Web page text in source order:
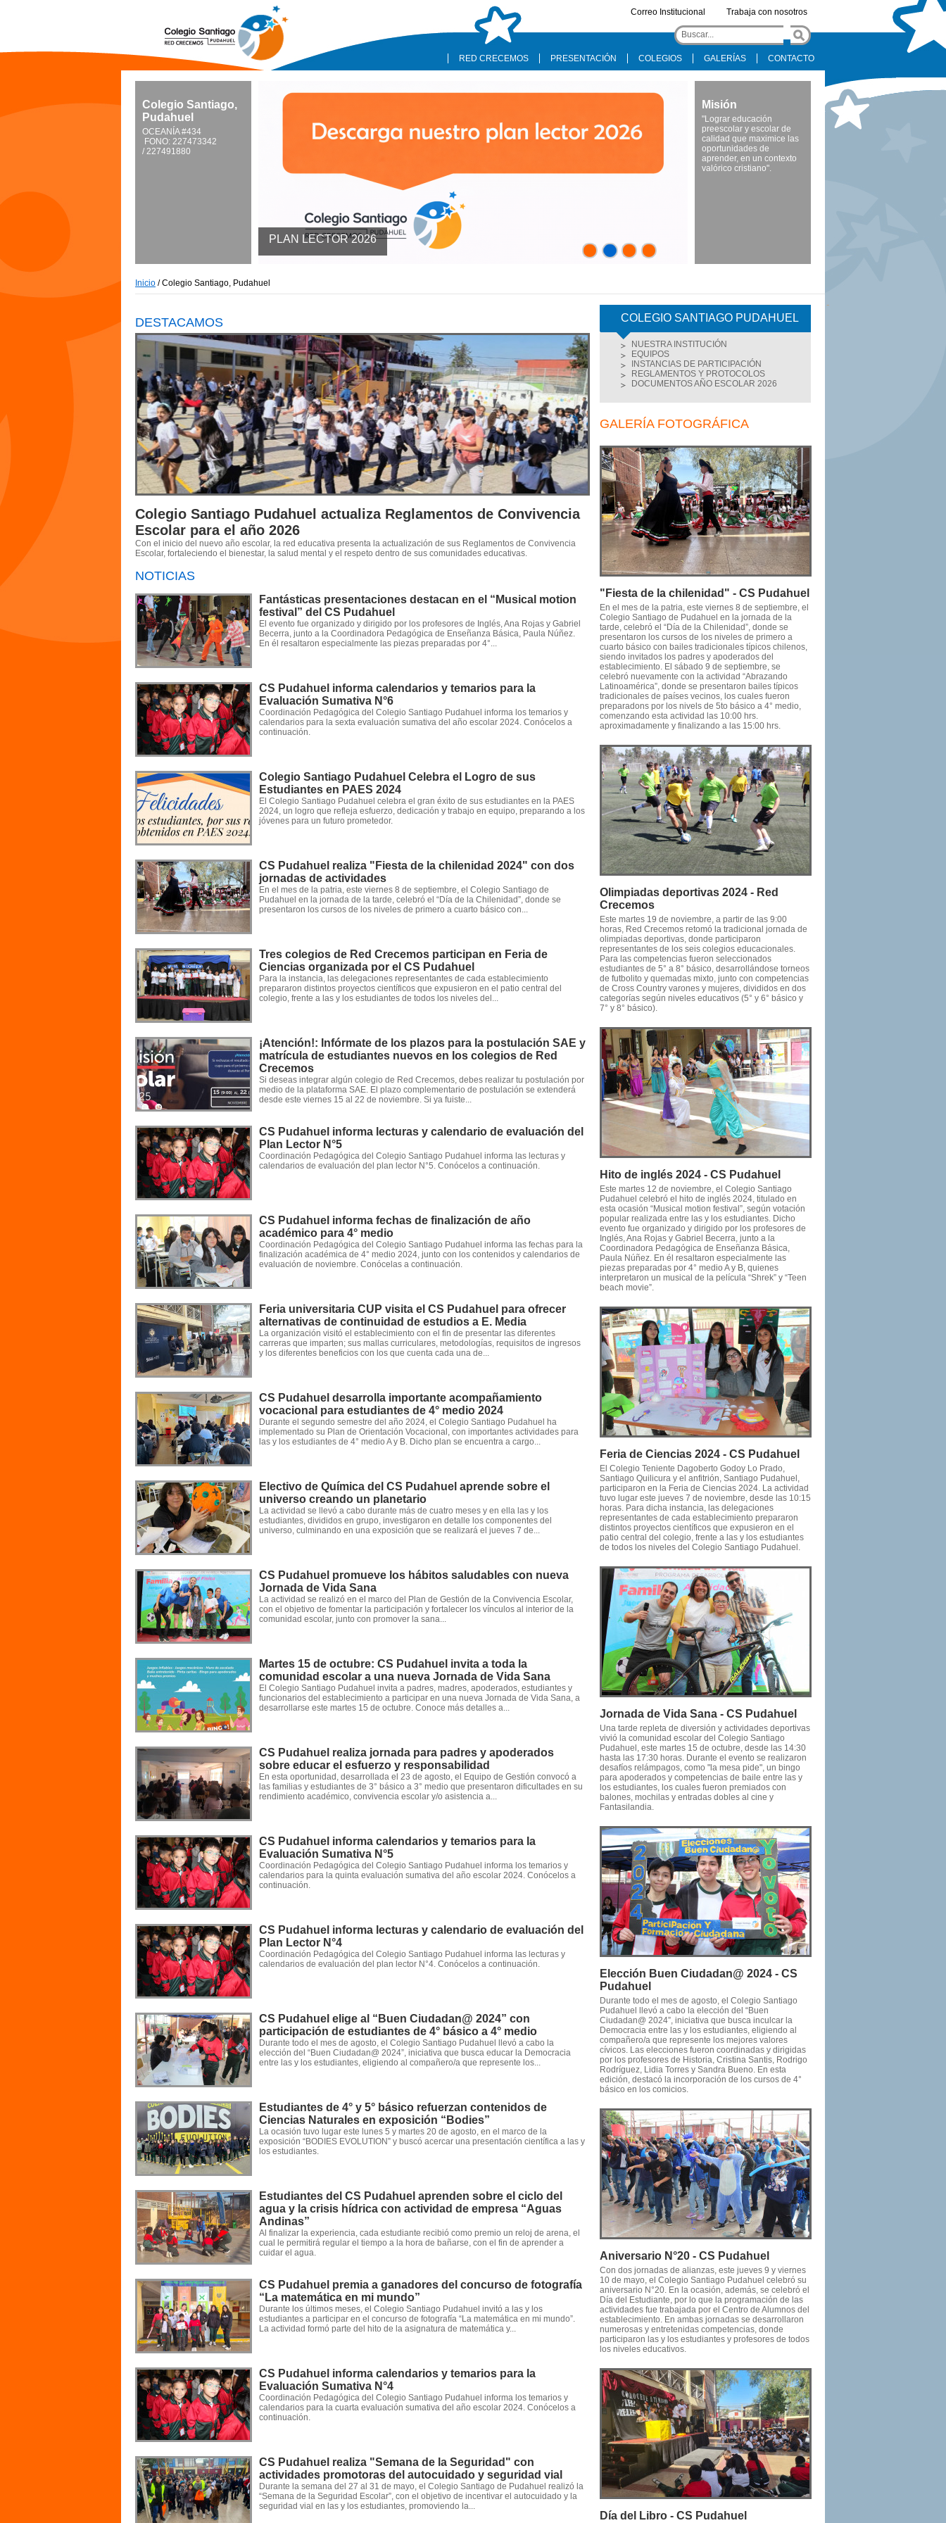
Correo Institucional Trabaja con nosotros
RED CRECEMOS PRESENTACIÓN COLEGIOS GALERÍAS CONTACTO
Colegio Santiago,
Pudahuel
OCEANÍA #434
FONO: 227473342
/ 227491880
PLAN LECTOR 2026
Misión
"Lograr educación
preescolar y escolar de
calidad que maximice las
oportunidades de
aprender, en un contexto
valórico cristiano".
Inicio /Colegio Santiago, Pudahuel
DESTACAMOS
Colegio Santiago Pudahuel actualiza Reglamentos de Convivencia
Escolar para el año 2026
Con el inicio del nuevo año escolar, la red educativa presenta la actualización de sus Reglamentos de Convivencia
Escolar, fortaleciendo el bienestar, la salud mental y el respeto dentro de sus comunidades educativas.
NOTICIAS
Fantásticas presentaciones destacan en el “Musical motion
festival” del CS Pudahuel
El evento fue organizado y dirigido por los profesores de Inglés, Ana Rojas y Gabriel
Becerra, junto a la Coordinadora Pedagógica de Enseñanza Básica, Paula Núñez.
En él resaltaron especialmente las piezas preparadas por 4°...
CS Pudahuel informa calendarios y temarios para la
Evaluación Sumativa N°6
Coordinación Pedagógica del Colegio Santiago Pudahuel informa los temarios y
calendarios para la sexta evaluación sumativa del año escolar 2024. Conócelos a
continuación.
Colegio Santiago Pudahuel Celebra el Logro de sus
Estudiantes en PAES 2024
El Colegio Santiago Pudahuel celebra el gran éxito de sus estudiantes en la PAES
2024, un logro que refleja esfuerzo, dedicación y trabajo en equipo, preparando a los
jóvenes para un futuro prometedor.
CS Pudahuel realiza "Fiesta de la chilenidad 2024" con dos
jornadas de actividades
En el mes de la patria, este viernes 8 de septiembre, el Colegio Santiago de
Pudahuel en la jornada de la tarde, celebró el “Día de la Chilenidad”, donde se
presentaron los cursos de los niveles de primero a cuarto básico con...
Tres colegios de Red Crecemos participan en Feria de
Ciencias organizada por el CS Pudahuel
Para la instancia, las delegaciones representantes de cada establecimiento
prepararon distintos proyectos científicos que expusieron en el patio central del
colegio, frente a las y los estudiantes de todos los niveles del...
¡Atención!: Infórmate de los plazos para la postulación SAE y
matrícula de estudiantes nuevos en los colegios de Red
Crecemos
Si deseas integrar algún colegio de Red Crecemos, debes realizar tu postulación por
medio de la plataforma SAE. El plazo complementario de postulación se extenderá
desde este viernes 15 al 22 de noviembre. Si ya fuiste...
CS Pudahuel informa lecturas y calendario de evaluación del
Plan Lector N°5
Coordinación Pedagógica del Colegio Santiago Pudahuel informa las lecturas y
calendarios de evaluación del plan lector N°5. Conócelos a continuación.
CS Pudahuel informa fechas de finalización de año
académico para 4° medio
Coordinación Pedagógica del Colegio Santiago Pudahuel informa las fechas para la
finalización académica de 4° medio 2024, junto con los contenidos y calendarios de
evaluación de noviembre. Conócelas a continuación.
Feria universitaria CUP visita el CS Pudahuel para ofrecer
alternativas de continuidad de estudios a E. Media
La organización visitó el establecimiento con el fin de presentar las diferentes
carreras que imparten; sus mallas curriculares, metodologías, requisitos de ingresos
y los diferentes beneficios con los que cuenta cada una de...
CS Pudahuel desarrolla importante acompañamiento
vocacional para estudiantes de 4° medio 2024
Durante el segundo semestre del año 2024, el Colegio Santiago Pudahuel ha
implementado su Plan de Orientación Vocacional, con importantes actividades para
las y los estudiantes de 4° medio A y B. Dicho plan se encuentra a cargo...
Electivo de Química del CS Pudahuel aprende sobre el
universo creando un planetario
La actividad se llevó a cabo durante más de cuatro meses y en ella las y los
estudiantes, divididos en grupo, investigaron en detalle los componentes del
universo, culminando en una exposición que se realizará el jueves 7 de...
CS Pudahuel promueve los hábitos saludables con nueva
Jornada de Vida Sana
La actividad se realizó en el marco del Plan de Gestión de la Convivencia Escolar,
con el objetivo de fomentar la participación y fortalecer los vínculos al interior de la
comunidad escolar, junto con promover la sana...
Martes 15 de octubre: CS Pudahuel invita a toda la
comunidad escolar a una nueva Jornada de Vida Sana
El Colegio Santiago Pudahuel invita a padres, madres, apoderados, estudiantes y
funcionarios del establecimiento a participar en una nueva Jornada de Vida Sana, a
desarrollarse este martes 15 de octubre. Conoce más detalles a...
CS Pudahuel realiza jornada para padres y apoderados
sobre educar el esfuerzo y responsabilidad
En esta oportunidad, desarrollada el 23 de agosto, el Equipo de Gestión convocó a
las familias y estudiantes de 3° básico a 3° medio que presentaron dificultades en su
rendimiento académico, convivencia escolar y/o asistencia a...
CS Pudahuel informa calendarios y temarios para la
Evaluación Sumativa N°5
Coordinación Pedagógica del Colegio Santiago Pudahuel informa los temarios y
calendarios para la quinta evaluación sumativa del año escolar 2024. Conócelos a
continuación.
CS Pudahuel informa lecturas y calendario de evaluación del
Plan Lector N°4
Coordinación Pedagógica del Colegio Santiago Pudahuel informa las lecturas y
calendarios de evaluación del plan lector N°4. Conócelos a continuación.
CS Pudahuel elige al “Buen Ciudadan@ 2024” con
participación de estudiantes de 4° básico a 4° medio
Durante todo el mes de agosto, el Colegio Santiago Pudahuel llevó a cabo la
elección del “Buen Ciudadan@ 2024”, iniciativa que busca educar la Democracia
entre las y los estudiantes, eligiendo al compañero/a que represente los...
Estudiantes de 4° y 5° básico refuerzan contenidos de
Ciencias Naturales en exposición “Bodies”
La ocasión tuvo lugar este lunes 5 y martes 20 de agosto, en el marco de la
exposición “BODIES EVOLUTION” y buscó acercar una presentación científica a las y
los estudiantes.
Estudiantes del CS Pudahuel aprenden sobre el ciclo del
agua y la crisis hídrica con actividad de empresa “Aguas
Andinas”
Al finalizar la experiencia, cada estudiante recibió como premio un reloj de arena, el
cual le permitirá regular el tiempo a la hora de bañarse, con el fin de aprender a
cuidar el agua.
CS Pudahuel premia a ganadores del concurso de fotografía
“La matemática en mi mundo”
Durante los últimos meses, el Colegio Santiago Pudahuel invitó a las y los
estudiantes a participar en el concurso de fotografía “La matemática en mi mundo”.
La actividad formó parte del hito de la asignatura de matemática y...
CS Pudahuel informa calendarios y temarios para la
Evaluación Sumativa N°4
Coordinación Pedagógica del Colegio Santiago Pudahuel informa los temarios y
calendarios para la cuarta evaluación sumativa del año escolar 2024. Conócelos a
continuación.
CS Pudahuel realiza "Semana de la Seguridad" con
actividades promotoras del autocuidado y seguridad vial
Durante la semana del 27 al 31 de mayo, el Colegio Santiago de Pudahuel realizó la
“Semana de la Seguridad Escolar”, con el objetivo de incentivar el autocuidado y la
seguridad vial en las y los estudiantes, promoviendo la...
COLEGIO SANTIAGO PUDAHUEL
NUESTRA INSTITUCIÓN
EQUIPOS
INSTANCIAS DE PARTICIPACIÓN
REGLAMENTOS Y PROTOCOLOS
DOCUMENTOS AÑO ESCOLAR 2026
GALERÍA FOTOGRÁFICA
"Fiesta de la chilenidad" - CS Pudahuel
En el mes de la patria, este viernes 8 de septiembre, el
Colegio Santiago de Pudahuel en la jornada de la
tarde, celebró el “Día de la Chilenidad”, donde se
presentaron los cursos de los niveles de primero a
cuarto básico con bailes tradicionales típicos chilenos,
siendo invitados los padres y apoderados del
establecimiento. El sábado 9 de septiembre, se
celebró nuevamente con la actividad “Abrazando
Latinoamérica”, donde se presentaron bailes típicos
tradicionales de países vecinos, los cuales fueron
preparadons por los nivels de 5to básico a 4° medio,
comenzando esta actividad las 10:00 hrs.
aproximadamente y finalizando a las 15:00 hrs.
Olimpiadas deportivas 2024 - Red
Crecemos
Este martes 19 de noviembre, a partir de las 9:00
horas, Red Crecemos retomó la tradicional jornada de
olimpiadas deportivas, donde participaron
representantes de los seis colegios educacionales.
Para las competencias fueron seleccionados
estudiantes de 5° a 8° básico, desarrollándose torneos
de futbolito y quemadas mixto, junto con competencias
de Cross Country varones y mujeres, divididos en dos
categorías según niveles educativos (5° y 6° básico y
7° y 8° básico).
Hito de inglés 2024 - CS Pudahuel
Este martes 12 de noviembre, el Colegio Santiago
Pudahuel celebró el hito de inglés 2024, titulado en
esta ocasión “Musical motion festival”, según votación
popular realizada entre las y los estudiantes. Dicho
evento fue organizado y dirigido por los profesores de
Inglés, Ana Rojas y Gabriel Becerra, junto a la
Coordinadora Pedagógica de Enseñanza Básica,
Paula Núñez. En él resaltaron especialmente las
piezas preparadas por 4° medio A y B, quienes
interpretaron un musical de la película “Shrek” y “Teen
beach movie”.
Feria de Ciencias 2024 - CS Pudahuel
El Colegio Teniente Dagoberto Godoy Lo Prado,
Santiago Quilicura y el anfitrión, Santiago Pudahuel,
participaron en la Feria de Ciencias 2024. La actividad
tuvo lugar este jueves 7 de noviembre, desde las 10:15
horas. Para dicha instancia, las delegaciones
representantes de cada establecimiento prepararon
distintos proyectos científicos que expusieron en el
patio central del colegio, frente a las y los estudiantes
de todos los niveles del Colegio Santiago Pudahuel.
Jornada de Vida Sana - CS Pudahuel
Una tarde repleta de diversión y actividades deportivas
vivió la comunidad escolar del Colegio Santiago
Pudahuel, este martes 15 de octubre, desde las 14:30
hasta las 17:30 horas. Durante el evento se realizaron
desafíos relámpagos, como "la mesa pide", un bingo
para apoderados y competencias de baile entre las y
los estudiantes, los cuales fueron premiados con
balones, mochilas y entradas dobles al cine y
Fantasilandia.
Elección Buen Ciudadan@ 2024 - CS
Pudahuel
Durante todo el mes de agosto, el Colegio Santiago
Pudahuel llevó a cabo la elección del “Buen
Ciudadan@ 2024”, iniciativa que busca inculcar la
Democracia entre las y los estudiantes, eligiendo al
compañero/a que represente los mejores valores
cívicos. Las elecciones fueron coordinadas y dirigidas
por los profesores de Historia, Cristina Santis, Rodrigo
Rodríguez, Lidia Torres y Sandra Bueno. En esta
edición, destacó la incorporación de los cursos de 4°
básico en los comicios.
Aniversario N°20 - CS Pudahuel
Con dos jornadas de alianzas, este jueves 9 y viernes
10 de mayo, el Colegio Santiago Pudahuel celebró su
aniversario N°20. En la ocasión, además, se celebró el
Día del Estudiante, por lo que la programación de las
actividades fue trabajada por el Centro de Alumnos del
establecimiento. En ambas jornadas se desarrollaron
numerosas y entretenidas competencias, donde
participaron las y los estudiantes y profesores de todos
los niveles educativos.
Día del Libro - CS Pudahuel